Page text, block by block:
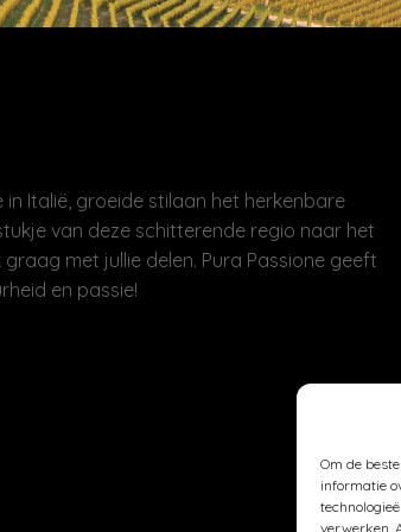
Om de
informatie
verwerken.
Italië, groeide stilaan het herkenbare
van deze schitterende regio naar het
met jullie delen. Pura Passione geeft
en passie!